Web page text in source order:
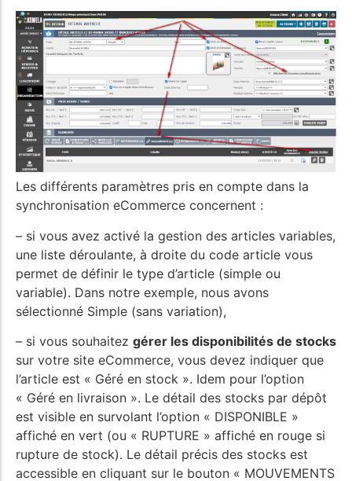
Les différents paramètres pris en compte dans la
synchronisation eCommerce concernent :
– si vous avez activé la gestion des articles variables,
une liste déroulante, à droite du code article vous
permet de définir le type d’article (simple ou
variable). Dans notre exemple, nous avons
sélectionné Simple (sans variation),
– si vous souhaitez gérer les disponibilités de stocks
sur votre site eCommerce, vous devez indiquer que
l’article est « Géré en stock ». Idem pour l’option
« Géré en livraison ». Le détail des stocks par dépôt
est visible en survolant l’option « DISPONIBLE »
affiché en vert (ou « RUPTURE » affiché en rouge si
rupture de stock). Le détail précis des stocks est
accessible en cliquant sur le bouton « MOUVEMENTS